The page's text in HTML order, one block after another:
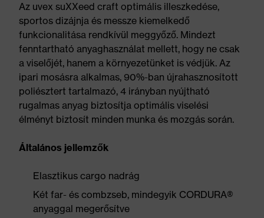
Az uvex suXXeed craft optimális illeszkedése,
sportos dizájnja és messze kiemelkedő
funkcionalitása rendkívül meggyőző. Mindezt
fenntartható anyaghasználat mellett, hogy ne csak
a viselőjét, hanem a környezetünket is védjük. Az
ipari mosásra alkalmas, 90%-ban újrahasznosított
poliésztert tartalmazó, 4 irányban nyújtható
rugalmas anyag biztosítja optimális viselési
élményt biztosít minden munka és mozgás során.
Általános jellemzők
Elasztikus cargo nadrág
Két far- és combzseb, mindegyik CORDURA®
anyaggal megerősítve